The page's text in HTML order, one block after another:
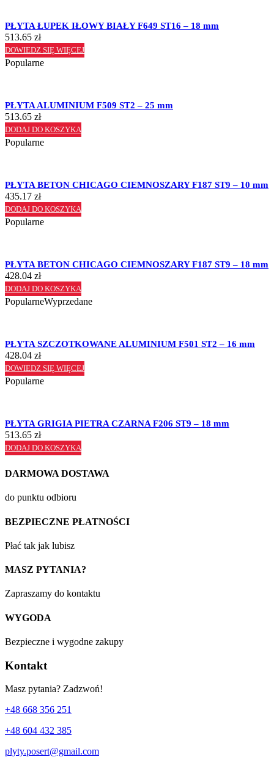
PŁYTA ŁUPEK IŁOWY BIAŁY F649 ST16 – 18 mm
513.65 zł
DOWIEDZ SIĘ WIĘCEJ
Popularne
PŁYTA ALUMINIUM F509 ST2 – 25 mm
513.65 zł
DODAJ DO KOSZYKA
Popularne
PŁYTA BETON CHICAGO CIEMNOSZARY F187 ST9 – 10 mm
435.17 zł
DODAJ DO KOSZYKA
Popularne
PŁYTA BETON CHICAGO CIEMNOSZARY F187 ST9 – 18 mm
428.04 zł
DODAJ DO KOSZYKA
PopularneWyprzedane
PŁYTA SZCZOTKOWANE ALUMINIUM F501 ST2 – 16 mm
428.04 zł
DOWIEDZ SIĘ WIĘCEJ
Popularne
PŁYTA GRIGIA PIETRA CZARNA F206 ST9 – 18 mm
513.65 zł
DODAJ DO KOSZYKA
DARMOWA DOSTAWA
do punktu odbioru
BEZPIECZNE PŁATNOŚCI
Płać tak jak lubisz
MASZ PYTANIA?
Zapraszamy do kontaktu
WYGODA
Bezpieczne i wygodne zakupy
Kontakt
Masz pytania? Zadzwoń!
+48 668 356 251
+48 604 432 385
plyty.posert@gmail.com